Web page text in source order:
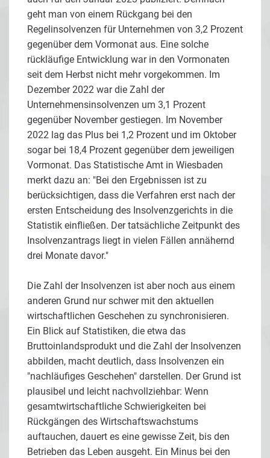
geht man von einem Rückgang bei den
Regelinsolvenzen für Unternehmen von 3,2 Prozent
gegenüber dem Vormonat aus. Eine solche
rückläufige Entwicklung war in den Vormonaten
seit dem Herbst nicht mehr vorgekommen. Im
Dezember 2022 war die Zahl der
Unternehmensinsolvenzen um 3,1 Prozent
gegenüber November gestiegen. Im November
2022 lag das Plus bei 1,2 Prozent und im Oktober
sogar bei 18,4 Prozent gegenüber dem jeweiligen
Vormonat. Das Statistische Amt in Wiesbaden
merkt dazu an: "Bei den Ergebnissen ist zu
berücksichtigen, dass die Verfahren erst nach der
ersten Entscheidung des Insolvenzgerichts in die
Statistik einfließen. Der tatsächliche Zeitpunkt des
Insolvenzantrags liegt in vielen Fällen annähernd
drei Monate davor."
Die Zahl der Insolvenzen ist aber noch aus einem
anderen Grund nur schwer mit den aktuellen
wirtschaftlichen Geschehen zu synchronisieren.
Ein Blick auf Statistiken, die etwa das
Bruttoinlandsprodukt und die Zahl der Insolvenzen
abbilden, macht deutlich, dass Insolvenzen ein
"nachläufiges Geschehen" darstellen. Der Grund ist
plausibel und leicht nachvollziehbar: Wenn
gesamtwirtschaftliche Schwierigkeiten bei
Rückgängen des Wirtschaftswachstums
auftauchen, dauert es eine gewisse Zeit, bis den
Betrieben das Leben ausgeht. Ein Minus bei den